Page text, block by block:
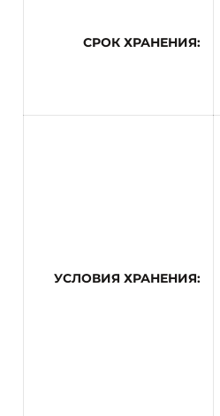
СРОК ХРАНЕНИЯ
УСЛОВИЯ ХРАНЕНИЯ